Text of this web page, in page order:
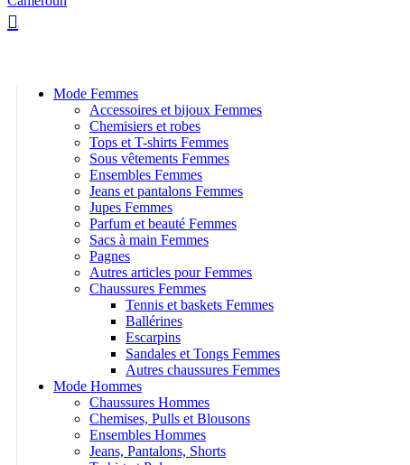
Mode Femmes
Accessoires et bijoux Femmes
Chemisiers et robes
Tops et T-shirts Femmes
Sous vêtements Femmes
Ensembles Femmes
Jeans et pantalons Femmes
Jupes Femmes
Parfum et beauté Femmes
Sacs à main Femmes
Pagnes
Autres articles pour Femmes
Chaussures Femmes
Tennis et baskets Femmes
Ballérines
Escarpins
Sandales et Tongs Femmes
Autres chaussures Femmes
Mode Hommes
Chaussures Hommes
Chemises, Pulls et Blousons
Ensembles Hommes
Jeans, Pantalons, Shorts